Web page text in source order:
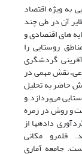
به ویژه اقتصاد
آن در طی چند
های اقتصادی و
روستایی را
گردشگری
نقش مهمی در
حاضر به تحلیل
می‌پردازد.و
و روش در زمره
دادهها از
قلمرو مکانی
جامعه آماری